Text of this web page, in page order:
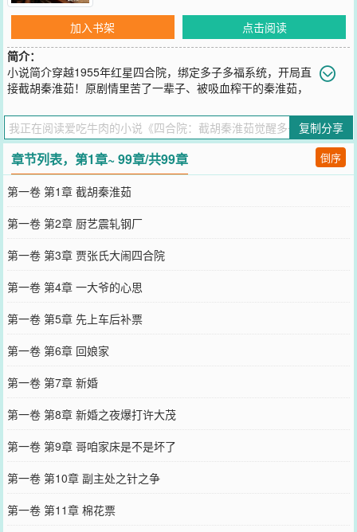
加入书架
点击阅读
简介：
小说简介穿越1955年红星四合院，绑定多子多福系统，开局直
接截胡秦淮茹！原剧情里苦了一辈子、被吸血榨干的秦淮茹，
第一个女人，被宠成全院最幸福的女人，接连生下龙凤胎，触发系统
万倍暴击，粮食、布料、票证源源不断。不止秦淮茹！温柔知性的冉
秋叶老师，被他的才华和担当打动；明艳大方的于海棠，放弃许大茂
倒追他；家底丰厚的娄晓娥，更是带着全部身家投奔他。一个个性格
各异的美人，都被魅力折服，心甘情愿陪他共度一生。全院禽兽傻眼
了！易中海养老算盘落空，贾张氏撒泼被怼到自闭，许大茂使坏反被
坑得倾家荡产。靠着多子多福系统，娶妻生子就变强，从临时工一路
升到厂长，住洋房、开汽车，儿女绕膝、娇妻在怀，把这个禽兽遍地
的四合院，彻底变成了属于他的幸福大院！
您要是觉得《 四合院：截胡秦淮茹觉醒多子多福
忘记向您QQ群和微博微信里的朋友推荐哦！
复制分享
章节列表，第1章~ 99章/共99章 倒序
第一卷 第1章 截胡秦淮茹
第一卷 第2章 厨艺震轧钢厂
第一卷 第3章 贾张氏大闹四合院
第一卷 第4章 一大爷的心思
第一卷 第5章 先上车后补票
第一卷 第6章 回娘家
第一卷 第7章 新婚
第一卷 第8章 新婚之夜爆打许大茂
第一卷 第9章 哥咱家床是不是坏了
第一卷 第10章 副主处之针之争
第一卷 第11章 棉花票